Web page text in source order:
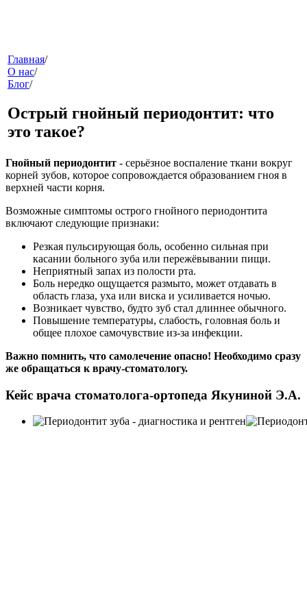
меню
звонок
клиники
Главная/
О нас/
Блог/
Острый гнойный периодонтит: что
это такое?
Гнойный периодонтит - серьёзное воспаление ткани вокруг
корней зубов, которое сопровождается образованием гноя в
верхней части корня.
Возможные симптомы острого гнойного периодонтита
включают следующие признаки:
Резкая пульсирующая боль, особенно сильная при
касании больного зуба или пережёвывании пищи.
Неприятный запах из полости рта.
Боль нередко ощущается размыто, может отдавать в
область глаза, уха или виска и усиливается ночью.
Возникает чувство, будто зуб стал длиннее обычного.
Повышение температуры, слабость, головная боль и
общее плохое самочувствие из-за инфекции.
Важно помнить, что самолечение опасно! Необходимо сразу
же обращаться к врачу-стоматологу.
Кейс врача стоматолога-ортопеда Якуниной Э.А.